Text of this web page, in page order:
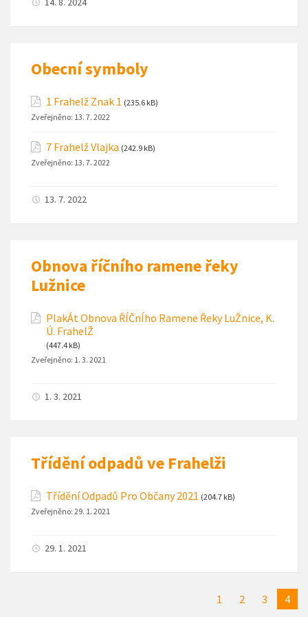
Obecní symboly
1 Frahelž Znak 1 (235.6 kB)
Zveřejněno: 13. 7. 2022
7 Frahelž Vlajka (242.9 kB)
Zveřejněno: 13. 7. 2022
13. 7. 2022
Obnova říčního ramene řeky
Lužnice
PlakÁt Obnova ŘÍČnÍho Ramene Řeky LuŽnice, K.
Ú. FrahelŽ
(447.4 kB)
Zveřejněno: 1. 3. 2021
1. 3. 2021
Třídění odpadů ve Frahelži
Třídění Odpadů Pro Občany 2021 (204.7 kB)
Zveřejněno: 29. 1. 2021
29. 1. 2021
1 2 3 4